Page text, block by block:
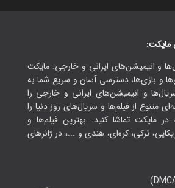
مایکت:
و انیمیشن‌های ایرانی و خارجی. مایکت
و بازی‌ها، دسترسی آسان و سریع شما به
و انیمیشن‌های ایرانی و خارجی را
متنوع از فیلم‌ها و سریال‌های روز دنیا را
مایکت تماشا کنید. بهترین فیلم‌ها و
ترکی، کره‌ای، هندی و ...، در ژانرهای